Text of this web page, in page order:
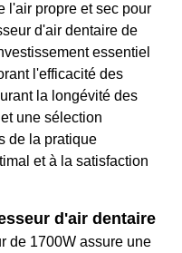
l'air propre et sec pour
d'air dentaire de
essentiel
l'efficacité des
la longévité des
une sélection
de la pratique
et à la satisfaction
d'air dentaire
de 1700W assure une